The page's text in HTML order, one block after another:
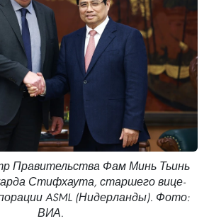
Правительства Фам Минь Тьинь
Стифхаута, старшего вице-
ASML (Нидерланды). Фото:
ВИА.